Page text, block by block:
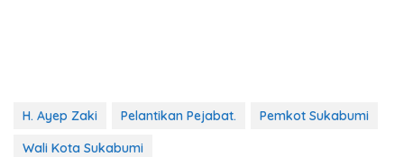
H. Ayep Zaki Pelantikan Pejabat.
Pemkot Sukabumi
Wali Kota Sukabumi